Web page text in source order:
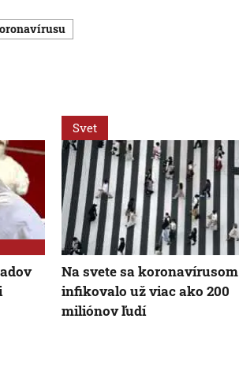
Svet
Na svete sa koronavírusom
infikovalo už viac ako 200
miliónov ľudí